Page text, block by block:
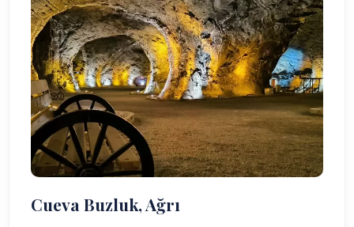
Cueva Buzluk, Ağrı